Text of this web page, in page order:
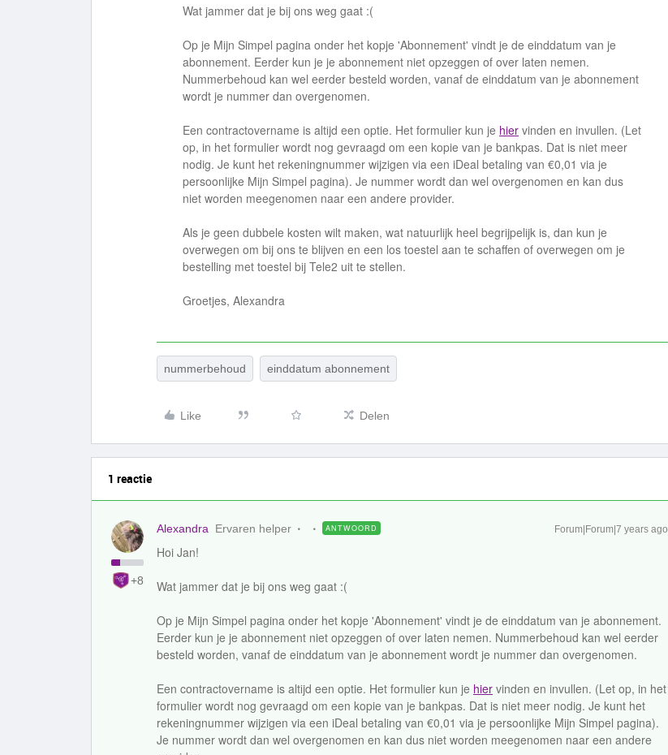
Wat jammer dat je bij ons weg gaat :(
Op je Mijn Simpel pagina onder het kopje 'Abonnement' vindt je de einddatum van je
abonnement. Eerder kun je je abonnement niet opzeggen of over laten nemen.
Nummerbehoud kan wel eerder besteld worden, vanaf de einddatum van je abonnement
wordt je nummer dan overgenomen.
Een contractovername is altijd een optie. Het formulier kun je hier vinden en invullen. (Let
op, in het formulier wordt nog gevraagd om een kopie van je bankpas. Dat is niet meer
nodig. Je kunt het rekeningnummer wijzigen via een iDeal betaling van €0,01 via je
persoonlijke Mijn Simpel pagina). Je nummer wordt dan wel overgenomen en kan dus
niet worden meegenomen naar een andere provider.
Als je geen dubbele kosten wilt maken, wat natuurlijk heel begrijpelijk is, dan kun je
overwegen om bij ons te blijven en een los toestel aan te schaffen of overwegen om je
bestelling met toestel bij Tele2 uit te stellen.
Groetjes, Alexandra
nummerbehoud einddatum abonnement
Like Delen
1 reactie
+8
Alexandra Ervaren helper ANTWOORD Forum|Forum|7 years ago
Hoi Jan!
Wat jammer dat je bij ons weg gaat :(
Op je Mijn Simpel pagina onder het kopje 'Abonnement' vindt je de einddatum van je abonnement.
Eerder kun je je abonnement niet opzeggen of over laten nemen. Nummerbehoud kan wel eerder
besteld worden, vanaf de einddatum van je abonnement wordt je nummer dan overgenomen.
Een contractovername is altijd een optie. Het formulier kun je hier vinden en invullen. (Let op, in het
formulier wordt nog gevraagd om een kopie van je bankpas. Dat is niet meer nodig. Je kunt het
rekeningnummer wijzigen via een iDeal betaling van €0,01 via je persoonlijke Mijn Simpel pagina).
Je nummer wordt dan wel overgenomen en kan dus niet worden meegenomen naar een andere